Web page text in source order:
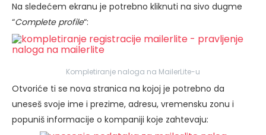
Na sledećem ekranu je potrebno kliknuti na sivo dugme
“Complete profile“:
Kompletiranje naloga na MailerLite-u
Otvoriće ti se nova stranica na kojoj je potrebno da
uneseš svoje ime i prezime, adresu, vremensku zonu i
popuniš informacije o kompaniji koje zahtevaju: